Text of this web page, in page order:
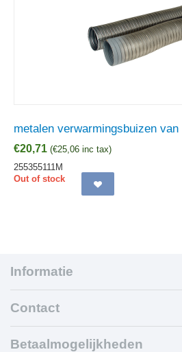
metalen verwarmingsbuizen van
€20,71 (€25,06 inc tax)
255355111M
Out of stock
Informatie
Contact
Betaalmogelijkheden